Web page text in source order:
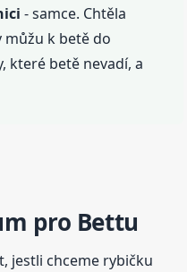
- samce. Chtěla
můžu k betě do
které betě nevadí, a
pro Bettu
jestli chceme rybičku